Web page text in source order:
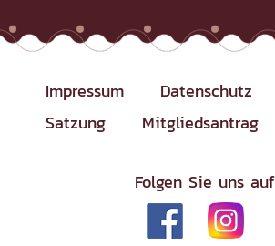
Impressum
Datenschutz
Satzung
Mitgliedsantrag
Folgen Sie uns auf